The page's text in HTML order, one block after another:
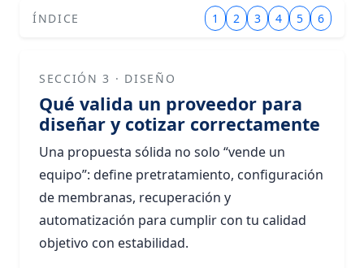
ÍNDICE 1 2 3 4 5 6
SECCIÓN 3 · DISEÑO
Qué valida un proveedor para
diseñar y cotizar correctamente
Una propuesta sólida no solo “vende un
equipo”: define pretratamiento, configuración
de membranas, recuperación y
automatización para cumplir con tu calidad
objetivo con estabilidad.